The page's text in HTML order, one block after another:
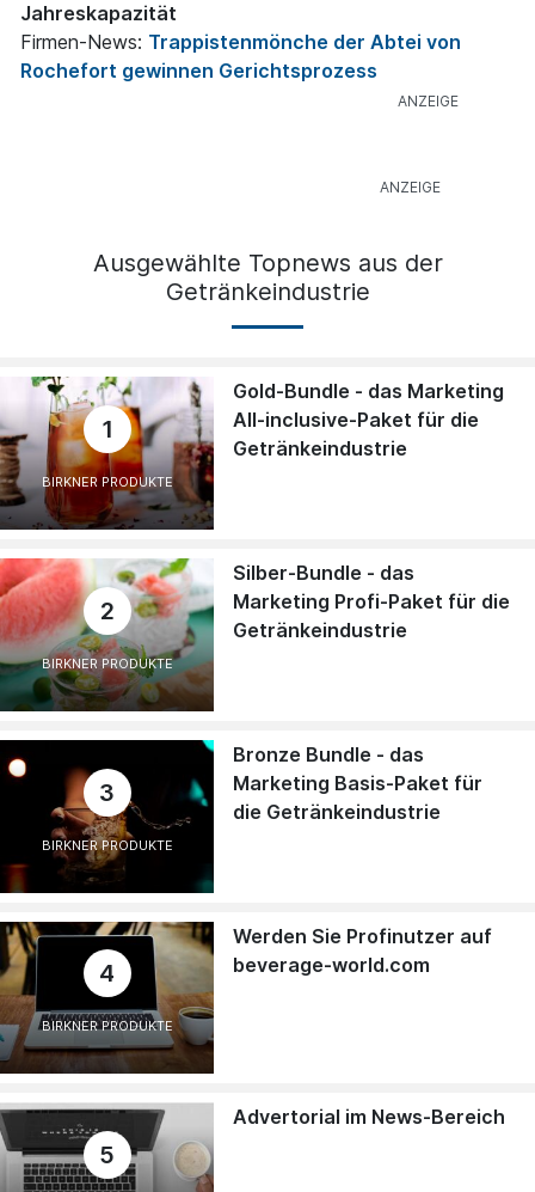
Jahreskapazität
Firmen-News: Trappistenmönche der Abtei von
Rochefort gewinnen Gerichtsprozess
Ausgewählte Topnews aus der
Getränkeindustrie
1
BIRKNER PRODUKTE
Gold-Bundle - das Marketing
All-inclusive-Paket für die
Getränkeindustrie
2
BIRKNER PRODUKTE
Silber-Bundle - das
Marketing Profi-Paket für die
Getränkeindustrie
3
BIRKNER PRODUKTE
Bronze Bundle - das
Marketing Basis-Paket für
die Getränkeindustrie
4
BIRKNER PRODUKTE
Werden Sie Profinutzer auf
beverage-world.com
5
Advertorial im News-Bereich